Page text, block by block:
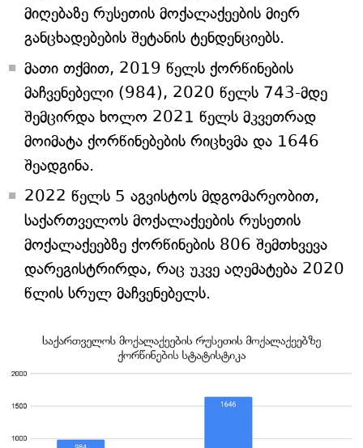
მიღებაზე რუსეთის მოქალაქეების მიერ
განცხადებების შეტანის ტენდენციებს.
მათი თქმით, 2019 წელს ქორწინების
მაჩვენებელი (984), 2020 წელს 743-მდე
შემცირდა ხოლო 2021 წელს მკვეთრად
მოიმატა ქორწინებების რიცხვმა და 1646
შეადგინა.
2022 წელს 5 აგვისტოს მდგომარეობით,
საქართველოს მოქალაქეების რუსეთის
მოქალაქეებზე ქორწინების 806 შემთხვევა
დარეგისტრირდა, რაც უკვე აღემატება 2020
წლის სრულ მაჩვენებელს.